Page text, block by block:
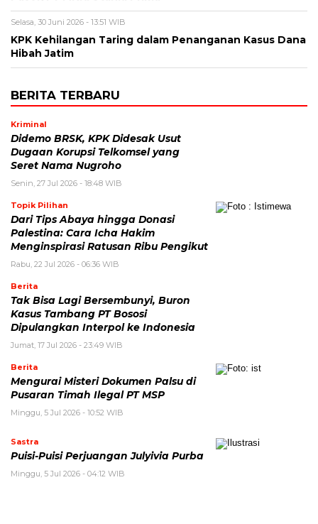
Selasa, 30 Juni 2026 - 13:51 WIB
KPK Kehilangan Taring dalam Penanganan Kasus Dana
Hibah Jatim
BERITA TERBARU
Kriminal
Didemo BRSK, KPK Didesak Usut
Dugaan Korupsi Telkomsel yang
Seret Nama Nugroho
Senin, 27 Jul 2026 - 18:48 WIB
Topik Pilihan
Dari Tips Abaya hingga Donasi
Palestina: Cara Icha Hakim
Menginspirasi Ratusan Ribu Pengikut
Rabu, 22 Jul 2026 - 06:36 WIB
Berita
Tak Bisa Lagi Bersembunyi, Buron
Kasus Tambang PT Bososi
Dipulangkan Interpol ke Indonesia
Jumat, 17 Jul 2026 - 23:49 WIB
Berita
Mengurai Misteri Dokumen Palsu di
Pusaran Timah Ilegal PT MSP
Minggu, 5 Jul 2026 - 10:52 WIB
Sastra
Puisi-Puisi Perjuangan Julyivia Purba
Minggu, 5 Jul 2026 - 04:12 WIB